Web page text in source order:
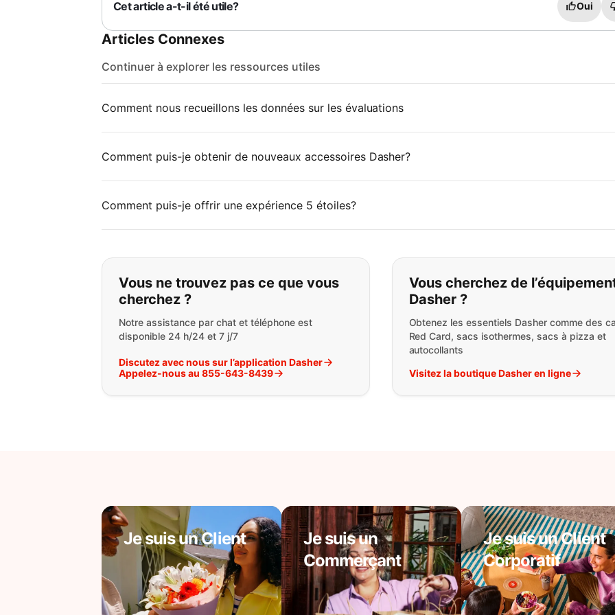
Cet article a-t-il été utile? Oui
Articles Connexes
Continuer à explorer les ressources utiles
Comment nous recueillons les données sur les évaluations
Comment puis-je obtenir de nouveaux accessoires Dasher?
Comment puis-je offrir une expérience 5 étoiles?
Si vous ne trouvez pas ce que vous cherchez:
Vous ne trouvez pas ce que vous
cherchez ?
Notre assistance par chat et téléphone est
disponible 24 h/24 et 7 j/7
Discutez avec nous sur l’application Dasher
Appelez-nous au 855-643-8439
Vous cherchez de
Dasher ?
Obtenez les essentiels Dasher comme des
Red Card, sacs isothermes, sacs à pizza et
autocollants
Visitez la boutique Dasher en ligne
Je suis un Client
Je suis un
Commerçant
Je suis un Client
Corporatif